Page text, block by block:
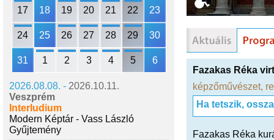
17 18 19 20 21 22 23
24 25 26 27 28 29 30
31 1 2 3 4 5 6
2026.08.08. - 2026.10.11.
Veszprém
Interludium
Modern Képtár - Vass László
Gyűjtemény
Fazakas Réka
képzőművészet,
Ha tetszik,
Fazakas Réka